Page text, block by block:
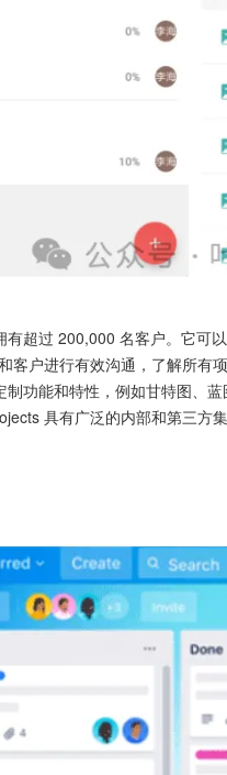
超过 200,000 名客户。它可
户进行有效沟通，了解所有
功能和特性，例如甘特图、
具有广泛的内部和第三方